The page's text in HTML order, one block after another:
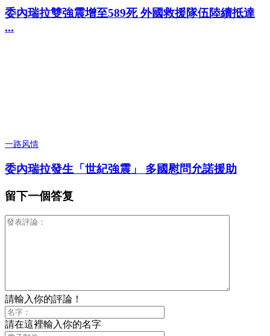
委內瑞拉雙強震增至589死 外國救援隊伍陸續抵達
...
一路风情
委內瑞拉發生「世紀強震」 多國慰問允諾援助
留下一個答复
請輸入你的評論！
請在這裡輸入你的名字